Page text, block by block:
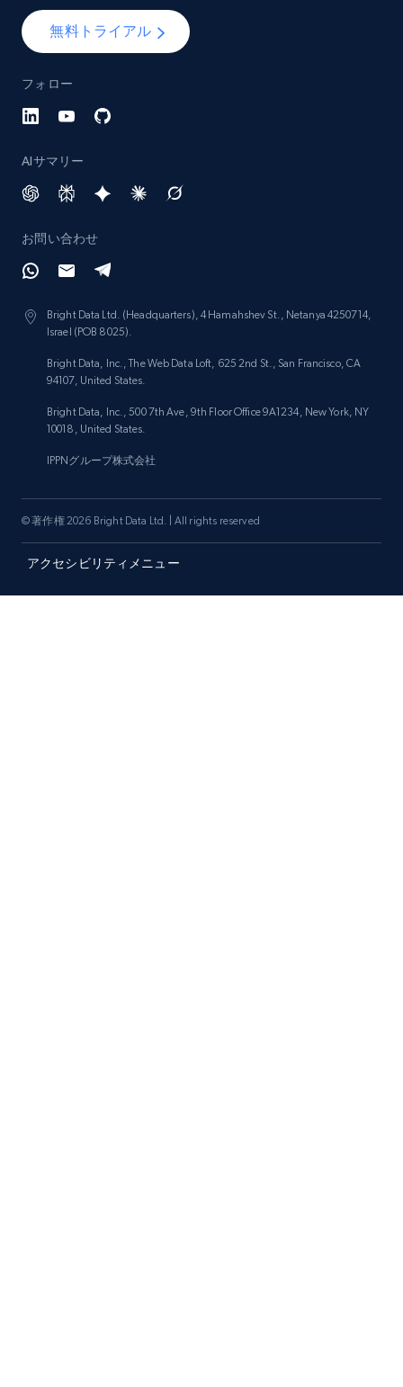
無料トライアル
フォロー
AIサマリー
お問い合わせ
Bright Data Ltd. (Headquarters), 4 Hamahshev St., Netanya 4250714,
Israel (POB 8025).
Bright Data, Inc., The Web Data Loft, 625 2nd St., San Francisco, CA
94107, United States.
Bright Data, Inc., 500 7th Ave, 9th Floor Office 9A1234, New York, NY
10018, United States.
IPPNグループ株式会社
アクセシビリティメニュー
© 著作権 2026 Bright Data Ltd. | All rights reserved